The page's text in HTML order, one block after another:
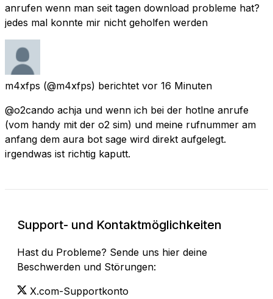
anrufen wenn man seit tagen download probleme hat?
jedes mal konnte mir nicht geholfen werden
m4xfps (@m4xfps) berichtet vor 16 Minuten
@o2cando achja und wenn ich bei der hotlne anrufe
(vom handy mit der o2 sim) und meine rufnummer am
anfang dem aura bot sage wird direkt aufgelegt.
irgendwas ist richtig kaputt.
Support- und Kontaktmöglichkeiten
Hast du Probleme? Sende uns hier deine
Beschwerden und Störungen:
X.com-Supportkonto